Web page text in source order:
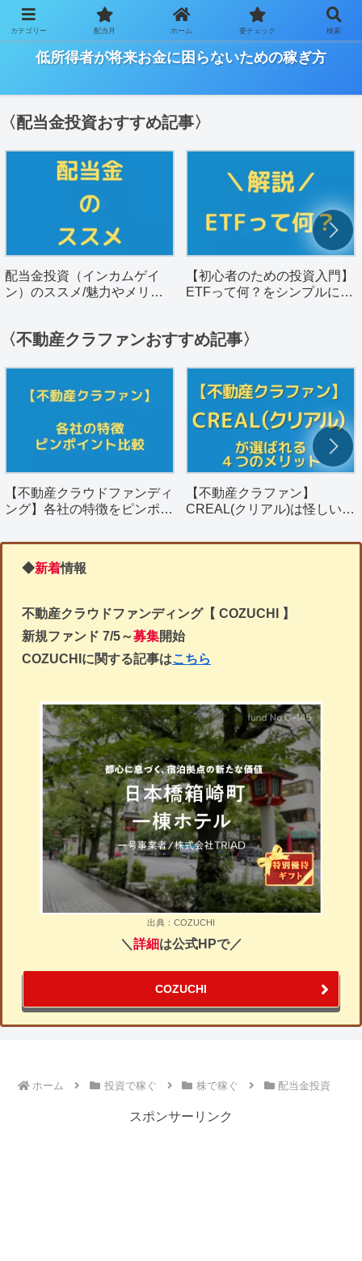
ー「ワーキングプアの将来を明るく」を目指すサイトー
低所得者が将来お金に困らないための稼ぎ方
〈配当金投資おすすめ記事〉
配当金投資（インカムゲイ
ン）のススメ/魅力やメリッ
【初心者のための投資入門】
ETFって何？をシンプルに解
〈不動産クラファンおすすめ記事〉
【不動産クラウドファンディ
ング】各社の特徴をピンポイ
【不動産クラファン】
CREAL(クリアル)は怪しい？
を解説。
◆新着情報
不動産クラウドファンディング【 COZUCHI 】
新規ファンド 7/5～募集開始
COZUCHIに関する記事はこちら
出典：COZUCHI
＼ 詳細は公式HPで／
COZUCHI
ホーム 投資で稼ぐ 株で稼ぐ 配当金投資
スポンサーリンク
カテゴリー 配当月 ホーム 要チェック 検索